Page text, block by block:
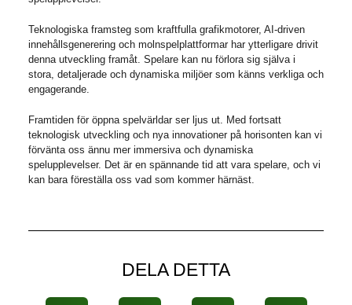
Teknologiska framsteg som kraftfulla grafikmotorer, AI-driven
innehållsgenerering och molnspelplattformar har ytterligare drivit
denna utveckling framåt. Spelare kan nu förlora sig själva i
stora, detaljerade och dynamiska miljöer som känns verkliga och
engagerande.
Framtiden för öppna spelvärldar ser ljus ut. Med fortsatt
teknologisk utveckling och nya innovationer på horisonten kan vi
förvänta oss ännu mer immersiva och dynamiska
spelupplevelser. Det är en spännande tid att vara spelare, och vi
kan bara föreställa oss vad som kommer härnäst.
DELA DETTA